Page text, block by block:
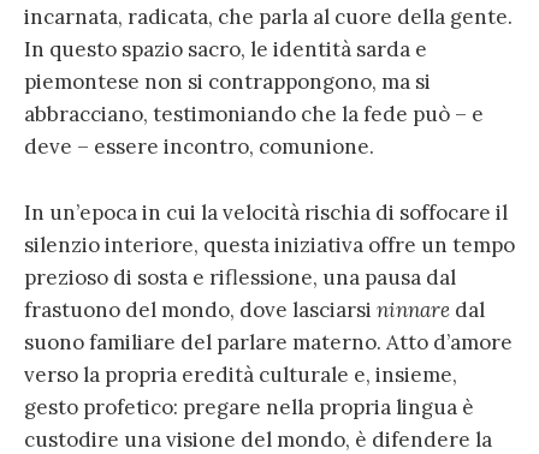
incarnata, radicata, che parla al cuore della gente.
In questo spazio sacro, le identità sarda e
piemontese non si contrappongono, ma si
abbracciano, testimoniando che la fede può – e
deve – essere incontro, comunione.
In un’epoca in cui la velocità rischia di soffocare il
silenzio interiore, questa iniziativa offre un tempo
prezioso di sosta e riflessione, una pausa dal
frastuono del mondo, dove lasciarsi ninnare dal
suono familiare del parlare materno. Atto d’amore
verso la propria eredità culturale e, insieme,
gesto profetico: pregare nella propria lingua è
custodire una visione del mondo, è difendere la